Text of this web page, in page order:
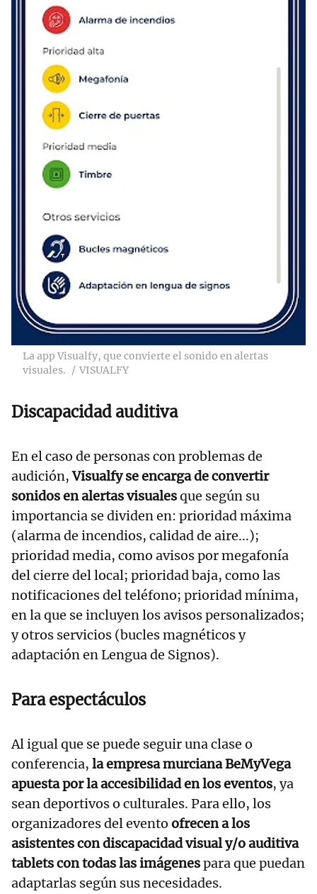
La app Visualfy, que convierte el sonido en alertas
visuales.
VISUALFY
Discapacidad auditiva
En el caso de personas con problemas de
audición,Visualfy se encarga de convertir
sonidos en alertas visualesque según su
importancia se dividen en: prioridad máxima
(alarma de incendios, calidad de aire...);
prioridad media, como avisos por megafonía
del cierre del local; prioridad baja, como las
notificaciones del teléfono; prioridad mínima,
en la que se incluyen los avisos personalizados;
y otros servicios (bucles magnéticos y
adaptación en Lengua de Signos).
Para espectáculos
Al igual que se puede seguir una clase o
conferencia, la empresa murciana BeMyVega
apuesta por la accesibilidad en los eventos, ya
sean deportivos o culturales. Para ello, los
organizadores del evento ofrecen a los
asistentes con discapacidad visual y/o auditiva
tablets con todas las imágenespara que puedan
adaptarlas según sus necesidades.